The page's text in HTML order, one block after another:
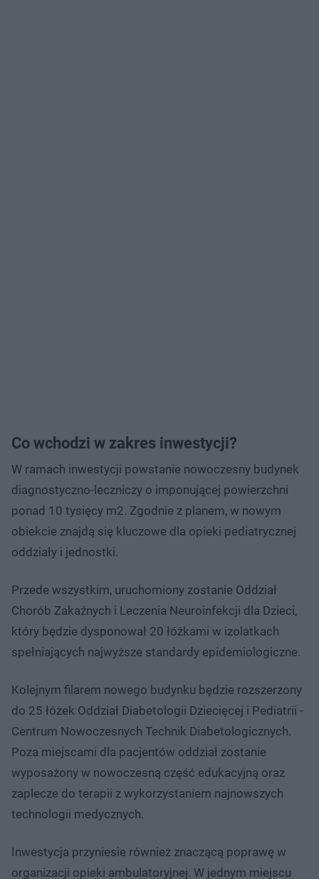
Co wchodzi w zakres inwestycji?
W ramach inwestycji powstanie nowoczesny budynek
diagnostyczno-leczniczy o imponującej powierzchni
ponad 10 tysięcy m2. Zgodnie z planem, w nowym
obiekcie znajdą się kluczowe dla opieki pediatrycznej
oddziały i jednostki.
Przede wszystkim, uruchomiony zostanie Oddział
Chorób Zakaźnych i Leczenia Neuroinfekcji dla Dzieci,
który będzie dysponował 20 łóżkami w izolatkach
spełniających najwyższe standardy epidemiologiczne.
Kolejnym filarem nowego budynku będzie rozszerzony
do 25 łóżek Oddział Diabetologii Dziecięcej i Pediatrii -
Centrum Nowoczesnych Technik Diabetologicznych.
Poza miejscami dla pacjentów oddział zostanie
wyposażony w nowoczesną część edukacyjną oraz
zaplecze do terapii z wykorzystaniem najnowszych
technologii medycznych.
Inwestycja przyniesie również znaczącą poprawę w
organizacji opieki ambulatoryjnej. W jednym miejscu